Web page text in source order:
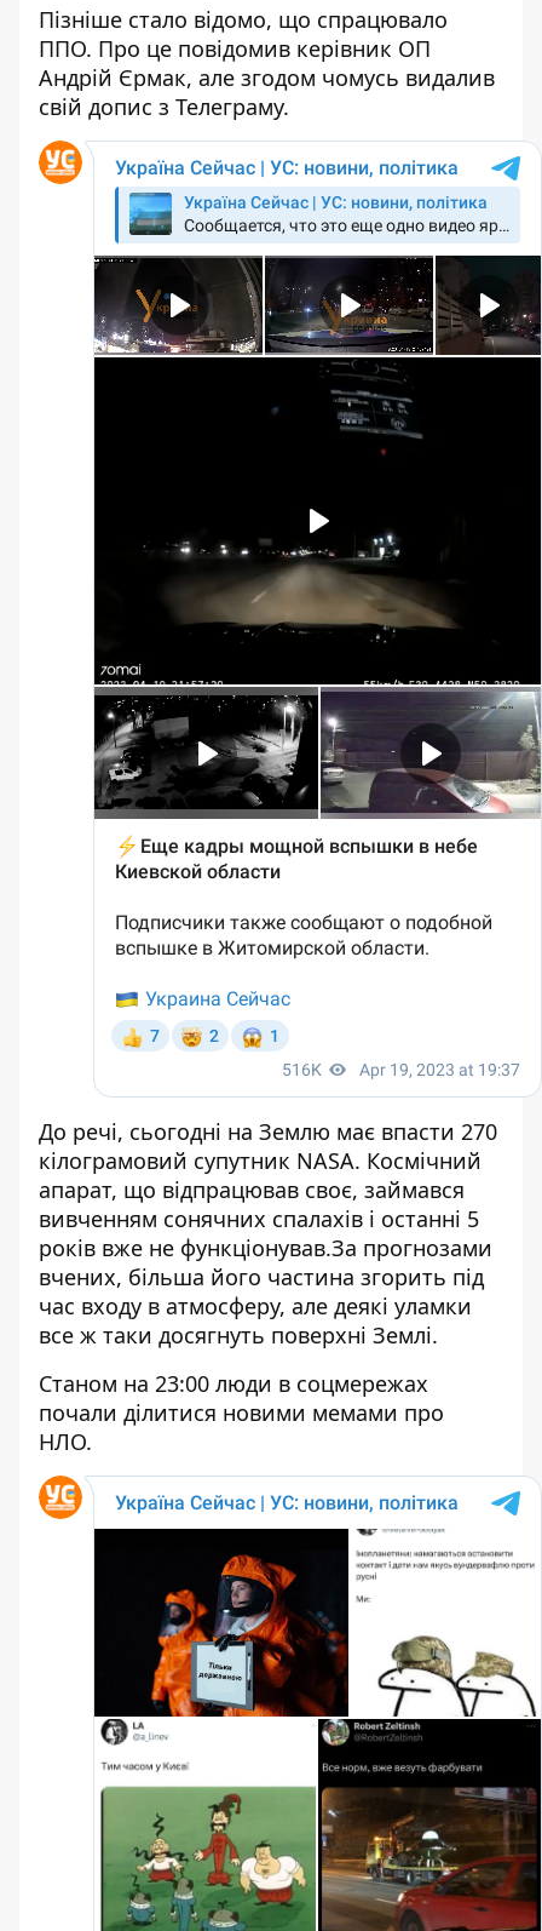
Пізніше стало відомо, що спрацювало
ППО. Про це повідомив керівник ОП
Андрій Єрмак, але згодом чомусь видалив
свій допис з Телеграму.
До речі, сьогодні на Землю має впасти 270
кілограмовий супутник NASA. Космічний
апарат, що відпрацював своє, займався
вивченням сонячних спалахів і останні 5
років вже не функціонував.За прогнозами
вчених, більша його частина згорить під
час входу в атмосферу, але деякі уламки
все ж таки досягнуть поверхні Землі.
Станом на 23:00 люди в соцмережах
почали ділитися новими мемами про
НЛО.